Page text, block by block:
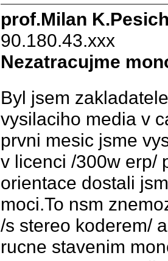
prof.Milan
90.180.43.xxx
Nezatracujme
Byl jsem
vysilaciho media v
prvni mesic jsme
v licenci /300w erp/
orientace dostali
moci.To nsm
/s stereo koderem/
rucne stavenim